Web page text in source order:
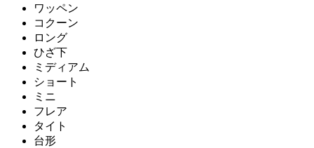
ワッペン
コクーン
ロング
ひざ下
ミディアム
ショート
ミニ
フレア
タイト
台形